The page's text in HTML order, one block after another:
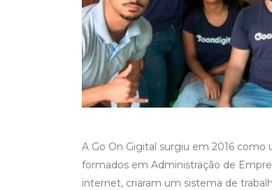
A Go On Gigital surgiu em 2016 como
formados em Administração de
internet, criaram um sistema de